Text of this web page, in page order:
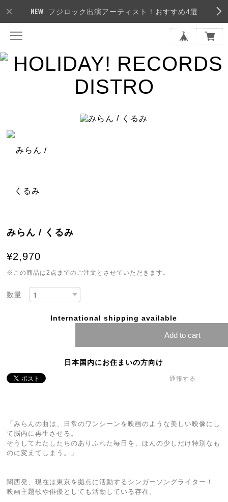
フジロック出演アーティスト！おすすめ4選
みらん / くるみ
¥2,970
※この商品は2点までのご注文とさせていただきます。
数量
International shipping available
Add to cart
日本国内にお住まいの方向け
通報する
「みらんの曲は、日常のワンシーンを映画のような美しい映像にし
て脳内に再生させる。
そうしてわたしたちのありふれた毎日を、ほんの少しだけ特別なも
のに変えてしまう。」
関西発、現在は東京を拠点に活動するシンガーソングライター！
映画主題歌や俳優としても活動している存在。